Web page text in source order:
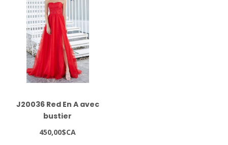
J20036 Red En A avec
bustier
450,00$CA